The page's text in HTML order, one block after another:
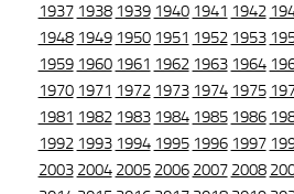
1937 1938 1939 1940 1941 1942
1948 1949 1950 1951 1952 1953
1959 1960 1961 1962 1963 1964
1970 1971 1972 1973 1974 1975
1981 1982 1983 1984 1985 1986
1992 1993 1994 1995 1996 1997
2003 2004 2005 2006 2007 2008